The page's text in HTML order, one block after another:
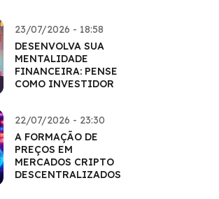
23/07/2026 - 18:58
DESENVOLVA SUA
MENTALIDADE
FINANCEIRA: PENSE
COMO INVESTIDOR
22/07/2026 - 23:30
A FORMAÇÃO DE
PREÇOS EM
MERCADOS CRIPTO
DESCENTRALIZADOS